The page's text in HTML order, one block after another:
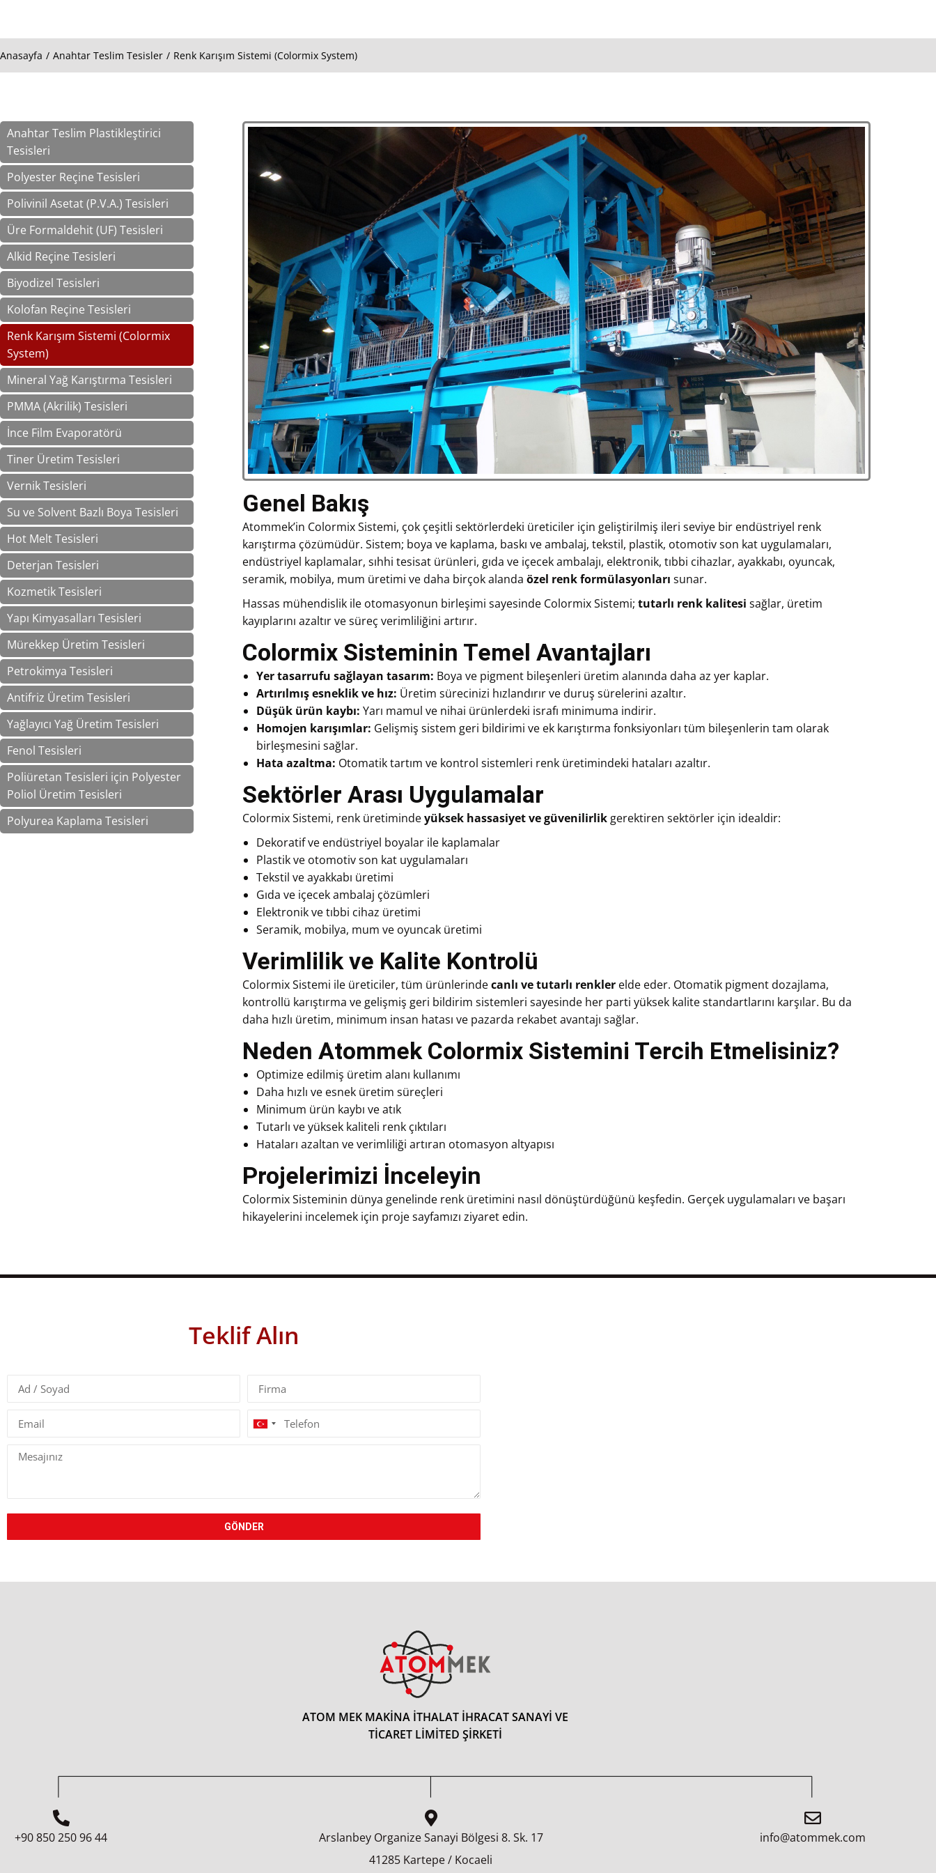
You are here:
Anasayfa Anahtar Teslim Tesisler Renk Karışım Sistemi (Colormix System)
Anahtar Teslim Plastikleştirici
Tesisleri
Polyester Reçine Tesisleri
Polivinil Asetat (P.V.A.) Tesisleri
Üre Formaldehit (UF) Tesisleri
Alkid Reçine Tesisleri
Biyodizel Tesisleri
Kolofan Reçine Tesisleri
Renk Karışım Sistemi (Colormix
System)
Mineral Yağ Karıştırma Tesisleri
PMMA (Akrilik) Tesisleri
İnce Film Evaporatörü
Tiner Üretim Tesisleri
Vernik Tesisleri
Su ve Solvent Bazlı Boya Tesisleri
Hot Melt Tesisleri
Deterjan Tesisleri
Kozmetik Tesisleri
Yapı Kimyasalları Tesisleri
Mürekkep Üretim Tesisleri
Petrokimya Tesisleri
Antifriz Üretim Tesisleri
Yağlayıcı Yağ Üretim Tesisleri
Fenol Tesisleri
Poliüretan Tesisleri için Polyester
Poliol Üretim Tesisleri
Polyurea Kaplama Tesisleri
Genel Bakış
Atommek’in Colormix Sistemi, çok çeşitli sektörlerdeki üreticiler için geliştirilmiş ileri seviye bir endüstriyel renk
karıştırma çözümüdür. Sistem; boya ve kaplama, baskı ve ambalaj, tekstil, plastik, otomotiv son kat uygulamaları,
endüstriyel kaplamalar, sıhhi tesisat ürünleri, gıda ve içecek ambalajı, elektronik, tıbbi cihazlar, ayakkabı, oyuncak,
seramik, mobilya, mum üretimi ve daha birçok alanda özel renk formülasyonları sunar.
Hassas mühendislik ile otomasyonun birleşimi sayesinde Colormix Sistemi; tutarlı renk kalitesi sağlar, üretim
kayıplarını azaltır ve süreç verimliliğini artırır.
Colormix Sisteminin Temel Avantajları
Yer tasarrufu sağlayan tasarım: Boya ve pigment bileşenleri üretim alanında daha az yer kaplar.
Artırılmış esneklik ve hız: Üretim sürecinizi hızlandırır ve duruş sürelerini azaltır.
Düşük ürün kaybı: Yarı mamul ve nihai ürünlerdeki israfı minimuma indirir.
Homojen karışımlar: Gelişmiş sistem geri bildirimi ve ek karıştırma fonksiyonları tüm bileşenlerin tam olarak
birleşmesini sağlar.
Hata azaltma: Otomatik tartım ve kontrol sistemleri renk üretimindeki hataları azaltır.
Sektörler Arası Uygulamalar
Colormix Sistemi, renk üretimindeyüksek hassasiyet ve güvenilirlikgerektiren sektörler için idealdir:
Dekoratif ve endüstriyel boyalar ile kaplamalar
Plastik ve otomotiv son kat uygulamaları
Tekstil ve ayakkabı üretimi
Gıda ve içecek ambalaj çözümleri
Elektronik ve tıbbi cihaz üretimi
Seramik, mobilya, mum ve oyuncak üretimi
Verimlilik ve Kalite Kontrolü
Colormix Sistemi ile üreticiler, tüm ürünlerindecanlı ve tutarlı renklerelde eder. Otomatik pigment dozajlama,
kontrollü karıştırma ve gelişmiş geri bildirim sistemleri sayesinde her parti yüksek kalite standartlarını karşılar. Bu da
daha hızlı üretim, minimum insan hatası ve pazarda rekabet avantajı sağlar.
Neden Atommek Colormix Sistemini Tercih Etmelisiniz?
Optimize edilmiş üretim alanı kullanımı
Daha hızlı ve esnek üretim süreçleri
Minimum ürün kaybı ve atık
Tutarlı ve yüksek kaliteli renk çıktıları
Hataları azaltan ve verimliliği artıran otomasyon altyapısı
Projelerimizi İnceleyin
Colormix Sisteminin dünya genelinde renk üretimini nasıl dönüştürdüğünü keşfedin. Gerçek uygulamaları ve başarı
hikayelerini incelemek için proje sayfamızı ziyaret edin.
Teklif Alın
Turkey
GÖNDER
ATOM MEK MAKİNA İTHALAT İHRACAT SANAYİ VE
TİCARET LİMİTED ŞİRKETİ
+90 850 250 96 44
Arslanbey Organize Sanayi Bölgesi 8.⁠ ⁠Sk. 17
41285 Kartepe / Kocaeli
info@atommek.com